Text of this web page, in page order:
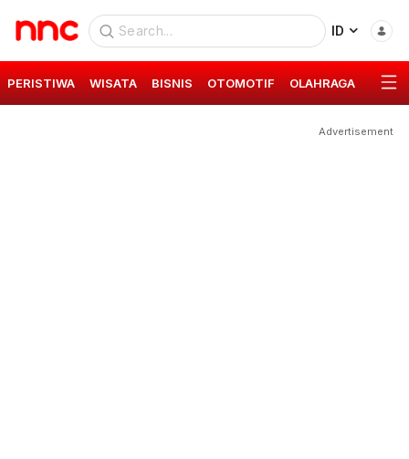
ID
PERISTIWA WISATA BISNIS OTOMOTIF OLAHRAGA GAYA
Advertisement